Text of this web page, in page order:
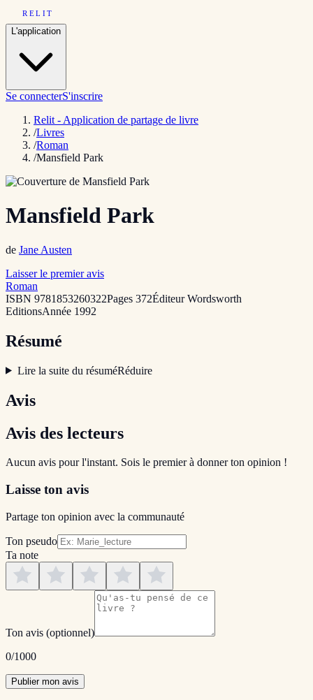
RELIT
L'application
Se connecterS'inscrire
Relit - Application de partage de livre
/Livres
/Roman
/Mansfield Park
Mansfield Park
de Jane Austen
Laisser le premier avis
Roman
ISBN 9781853260322Pages 372ÉditeurWordsworth
EditionsAnnée 1992
Résumé
Lire la suite du résuméRéduire
Avis
Avis des lecteurs
Aucun avis pour l'instant. Sois le premier à donner ton opinion !
Laisse ton avis
Partage ton opinion avec la communauté
Ton pseudo
Ta note
Ton avis (optionnel)
0/1000
Publier mon avis